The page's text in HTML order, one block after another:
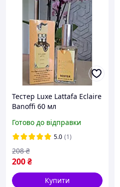
Тестер Luxe Lattafa Eclaire
Banoffi 60 мл
Готово до відправки
5.0 (1)
200₴
208 ₴
Купити